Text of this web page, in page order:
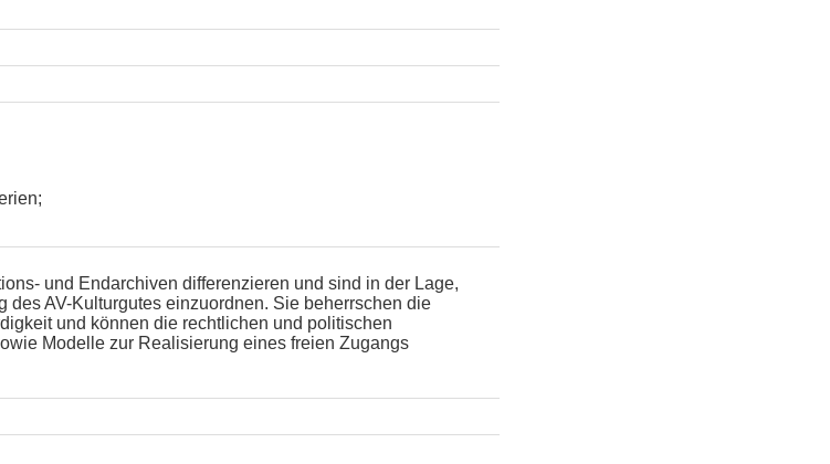
und Endarchiven differenzieren und sind in der Lage,
AV-Kulturgutes einzuordnen. Sie beherrschen die
und können die rechtlichen und politischen
Modelle zur Realisierung eines freien Zugangs